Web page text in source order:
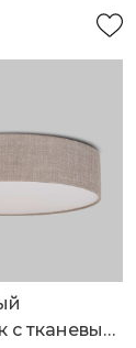
с тканевым